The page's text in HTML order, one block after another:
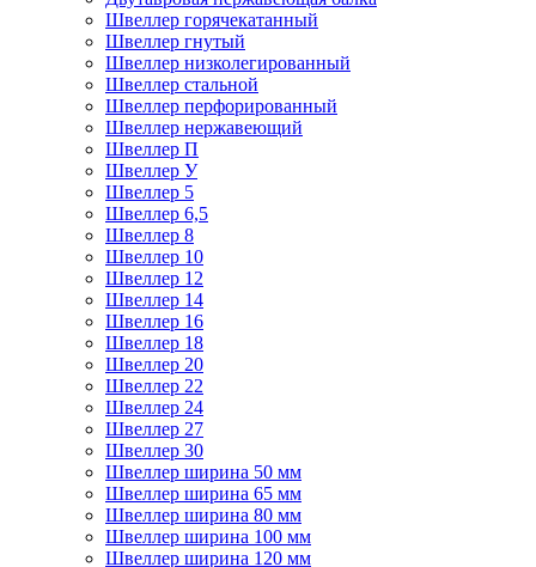
Швеллер горячекатанный
Швеллер гнутый
Швеллер низколегированный
Швеллер стальной
Швеллер перфорированный
Швеллер нержавеющий
Швеллер П
Швеллер У
Швеллер 5
Швеллер 6,5
Швеллер 8
Швеллер 10
Швеллер 12
Швеллер 14
Швеллер 16
Швеллер 18
Швеллер 20
Швеллер 22
Швеллер 24
Швеллер 27
Швеллер 30
Швеллер ширина 50 мм
Швеллер ширина 65 мм
Швеллер ширина 80 мм
Швеллер ширина 100 мм
Швеллер ширина 120 мм